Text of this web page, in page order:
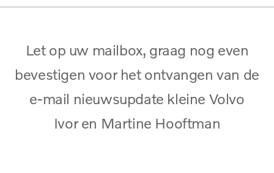
Let op uw mailbox, graag nog even
bevestigen voor het ontvangen van de
e-mail nieuwsupdate kleine Volvo
Ivor en Martine Hooftman